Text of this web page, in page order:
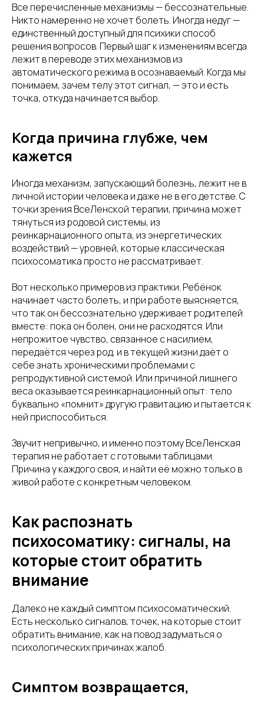
Все перечисленные механизмы — бессознательные.
Никто намеренно не хочет болеть. Иногда недуг —
единственный доступный для психики способ
решения вопросов. Первый шаг к изменениям всегда
лежит в переводе этих механизмов из
автоматического режима в осознаваемый. Когда мы
понимаем, зачем телу этот сигнал, — это и есть
точка, откуда начинается выбор.
Когда причина глубже, чем
кажется
Иногда механизм, запускающий болезнь, лежит не в
личной истории человека и даже не в его детстве. С
точки зрения ВсеЛенской терапии, причина может
тянуться из родовой системы, из
реинкарнационного опыта, из энергетических
воздействий — уровней, которые классическая
психосоматика просто не рассматривает.
Вот несколько примеров из практики. Ребёнок
начинает часто болеть, и при работе выясняется,
что так он бессознательно удерживает родителей
вместе: пока он болен, они не расходятся. Или
непрожитое чувство, связанное с насилием,
передаётся через род, и в текущей жизни даёт о
себе знать хроническими проблемами с
репродуктивной системой. Или причиной лишнего
веса оказывается реинкарнационный опыт: тело
буквально «помнит» другую гравитацию и пытается к
ней приспособиться.
Звучит непривычно, и именно поэтому ВсеЛенская
терапия не работает с готовыми таблицами.
Причина у каждого своя, и найти её можно только в
живой работе с конкретным человеком.
Как распознать
психосоматику: сигналы, на
которые стоит обратить
внимание
Далеко не каждый симптом психосоматический.
Есть несколько сигналов, точек, на которые стоит
обратить внимание, как на повод задуматься о
психологических причинах жалоб.
Симптом возвращается,